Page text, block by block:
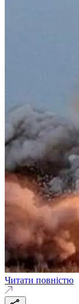
Читати повністю